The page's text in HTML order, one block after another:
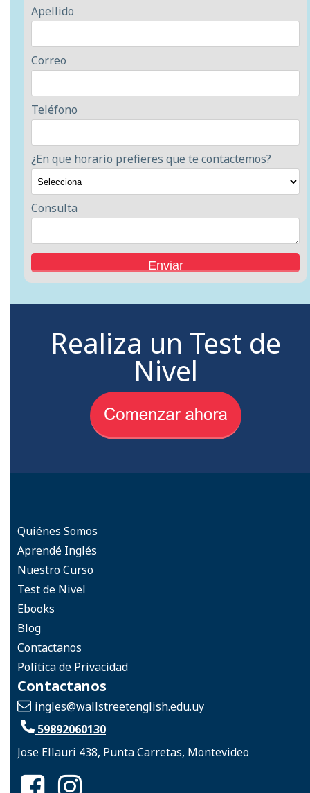
Apellido
Correo
Teléfono
¿En que horario prefieres que te contactemos?
Consulta
Realiza un Test de
Nivel
Quiénes Somos
Aprendé Inglés
Nuestro Curso
Test de Nivel
Ebooks
Blog
Contactanos
Política de Privacidad
Contactanos
ingles@wallstreetenglish.edu.uy
59892060130
Jose Ellauri 438, Punta Carretas, Montevideo